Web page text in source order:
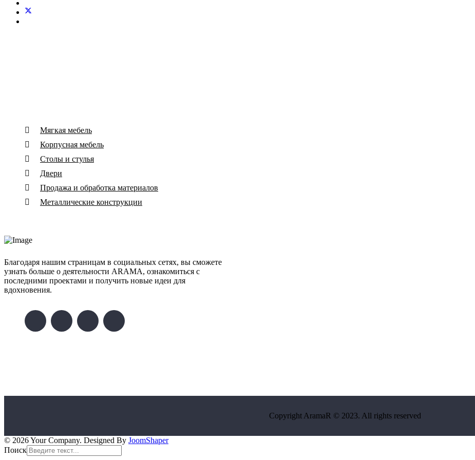
Мягкая мебель
Корпусная мебель
Столы и стулья
Двери
Продажа и обработка материалов
Металлические конструкции
Благодаря нашим страницам в социальных сетях, вы сможете
узнать больше о деятельности ARAMA, ознакомиться с
последними проектами и получить новые идеи для
вдохновения.
Copyright AramaR © 2023. All rights reserved
© 2026 Your Company. Designed By JoomShaper
Поиск